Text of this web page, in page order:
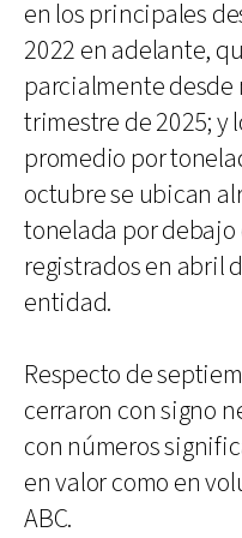
en los principales
2022 en adelante,
parcialmente desde
trimestre de 2025; y
promedio por
octubre se ubican
tonelada por debajo
registrados en abril
entidad.
Respecto de
cerraron con signo
con números
en valor como en
ABC.